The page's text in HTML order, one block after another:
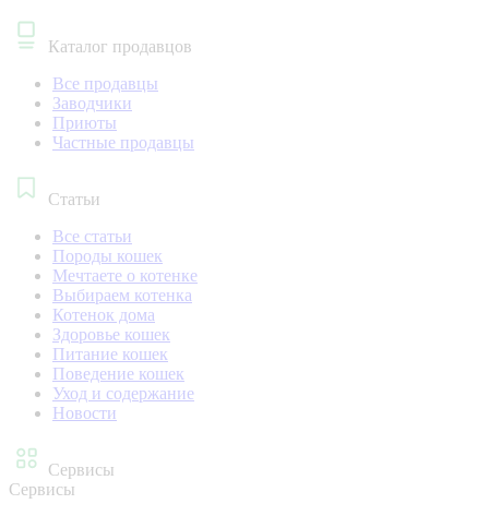
Каталог продавцов
Все продавцы
Заводчики
Приюты
Частные продавцы
Статьи
Все статьи
Породы кошек
Мечтаете о котенке
Выбираем котенка
Котенок дома
Здоровье кошек
Питание кошек
Поведение кошек
Уход и содержание
Новости
Сервисы
Сервисы